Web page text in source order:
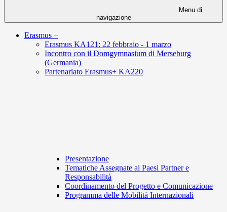
Menu di
navigazione
Erasmus +
Erasmus KA121: 22 febbraio - 1 marzo
Incontro con il Domgymnasium di Merseburg
(Germania)
Partenariato Erasmus+ KA220
Presentazione
Tematiche Assegnate ai Paesi Partner e
Responsabilità
Coordinamento del Progetto e Comunicazione
Programma delle Mobilità Internazionali